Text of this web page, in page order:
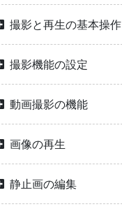
撮影と再生の基本操作
撮影機能の設定
動画撮影の機能
画像の再生
静止画の編集